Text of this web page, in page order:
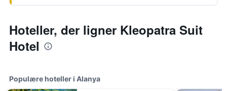
Hoteller, der ligner Kleopatra Suit
Hotel
Populære hoteller i Alanya